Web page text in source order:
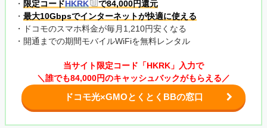
・ 限定コードHKRK
で84,000円還元
・ 最大10Gbpsでインターネットが快適に使える
・ドコモのスマホ料金が毎月1,210円安くなる
・開通までの期間モバイルWiFiを無料レンタル
当サイト限定コード「HKRK」入力で
＼誰でも84,000円のキャッシュバックがもらえる／
ドコモ光×GMOとくとくBBの窓口